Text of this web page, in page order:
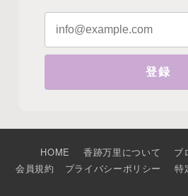
登録
HOME 香跡万里について ブ
会員規約
プライバシーポリシー 特